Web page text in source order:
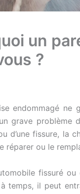
un
?
endommagé ne
grave problème
d’une fissure, la
réparer ou le
fissuré ou
temps, il peut